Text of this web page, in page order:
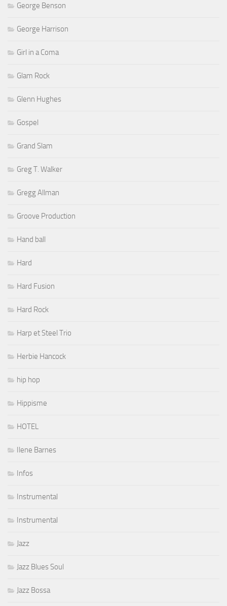
George Benson
George Harrison
Girl in a Coma
Glam Rock
Glenn Hughes
Gospel
Grand Slam
Greg T. Walker
Gregg Allman
Groove Production
Hand ball
Hard
Hard Fusion
Hard Rock
Harp et Steel Trio
Herbie Hancock
hip hop
Hippisme
HOTEL
Ilene Barnes
Infos
Instrumental
Instrumental
Jazz
Jazz Blues Soul
Jazz Bossa